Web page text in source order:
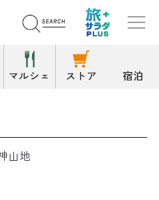
マルシェ ストア 宿泊